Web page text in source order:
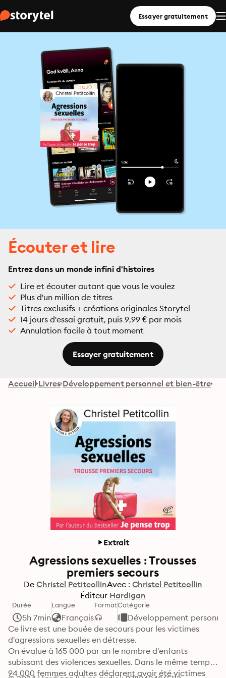
Essayer gratuitement
Écouter et lire
Entrez dans un monde infini d'histoires
Lire et écouter autant que vous le voulez
Plus d'un million de titres
Titres exclusifs + créations originales Storytel
14 jours d'essai gratuit, puis 9,99 € par mois
Annulation facile à tout moment
Essayer gratuitement
Accueil Livres Développement personnel et bien-être
Extrait
Agressions sexuelles : Trousses
premiers secours
De Christel PetitcollinAvec : Christel Petitcollin
Éditeur Hardigan
Durée
5h 7min
Langue
Français
FormatCatégorie
Développement
Ce livre est une bouée de secours pour les victimes
d'agressions sexuelles en détresse.
On évalue à 165 000 par an le nombre d'enfants
subissant des violences sexuelles. Dans le même temps,
94 000 femmes adultes déclarent avoir été victimes